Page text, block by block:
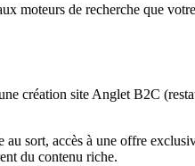
moteurs de recherche que
création site Anglet B2C
sort, accès à une offre
du contenu riche.